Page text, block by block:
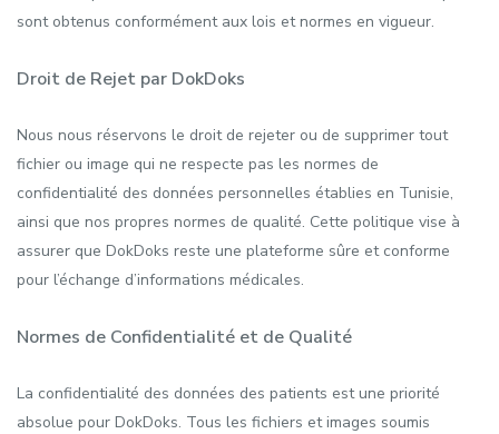
sont obtenus conformément aux lois et normes en vigueur.
Droit de Rejet par DokDoks
Nous nous réservons le droit de rejeter ou de supprimer tout
fichier ou image qui ne respecte pas les normes de
confidentialité des données personnelles établies en Tunisie,
ainsi que nos propres normes de qualité. Cette politique vise à
assurer que DokDoks reste une plateforme sûre et conforme
pour l’échange d’informations médicales.
Normes de Confidentialité et de Qualité
La confidentialité des données des patients est une priorité
absolue pour DokDoks. Tous les fichiers et images soumis